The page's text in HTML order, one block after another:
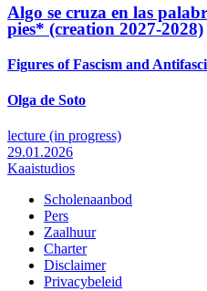
Algo se cruza en las
pies* (creation 2027-2028)
Figures of Fascism and
Olga de Soto
lecture (in progress)
29.01.2026
Kaaistudios
Footer
Scholenaanbod
Pers
Zaalhuur
Charter
Disclaimer
Privacybeleid